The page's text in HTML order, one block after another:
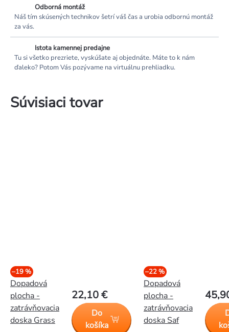
Odborná montáž
Náš tím skúsených technikov šetrí váš čas a urobia odbornú montáž
za vás.
Istota kamennej predajne
Tu si všetko prezriete, vyskúšate aj objednáte. Máte to k nám
ďaleko? Potom Vás pozývame na virtuálnu prehliadku.
Súvisiaci tovar
–19 %
Dopadová
plocha -
zatrávňovacia
doska Grass
22,10 €
Do
košíka
–22 %
Dopadová
plocha -
zatrávňovacia
doska Saf